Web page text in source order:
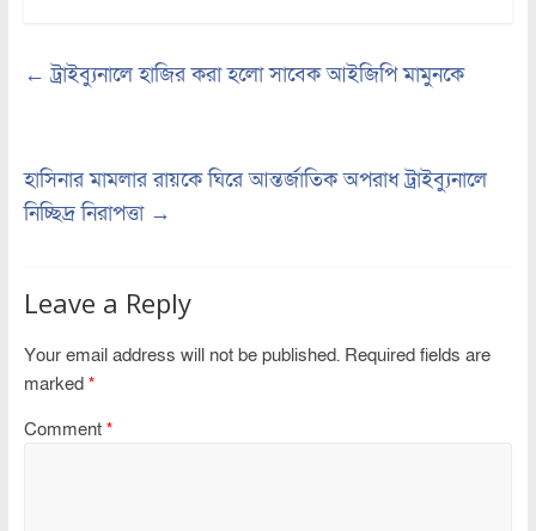
← ট্রাইব্যুনালে হাজির করা হলো সাবেক আইজিপি মামুনকে
হাসিনার মামলার রায়কে ঘিরে আন্তর্জাতিক অপরাধ ট্রাইব্যুনালে
নিচ্ছিদ্র নিরাপত্তা →
Leave a Reply
Your email address will not be published. Required fields are
marked *
Comment *